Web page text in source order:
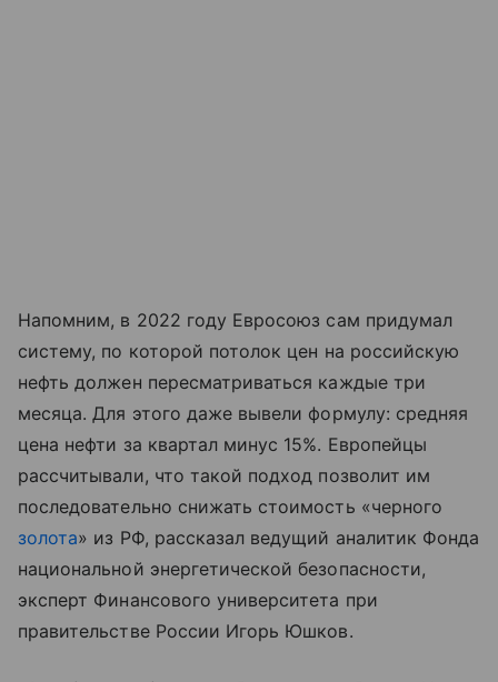
Напомним, в 2022 году Евросоюз сам придумал
систему, по которой потолок цен на российскую
нефть должен пересматриваться каждые три
месяца. Для этого даже вывели формулу: средняя
цена нефти за квартал минус 15%. Европейцы
рассчитывали, что такой подход позволит им
последовательно снижать стоимость «черного
золота» из РФ, рассказал ведущий аналитик Фонда
национальной энергетической безопасности,
эксперт Финансового университета при
правительстве России Игорь Юшков.